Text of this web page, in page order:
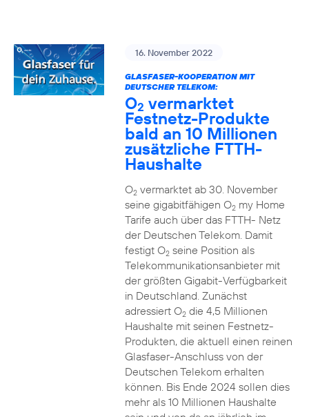
16. November 2022
GLASFASER-KOOPERATION MIT
DEUTSCHER TELEKOM:
O2 vermarktet
Festnetz-Produkte
bald an 10 Millionen
zusätzliche FTTH-
Haushalte
O2vermarktet ab 30. November
seine gigabitfähigen O2my Home
Tarife auch über das FTTH- Netz
der Deutschen Telekom. Damit
festigt O2seine Position als
Telekommunikationsanbieter mit
der größten Gigabit-Verfügbarkeit
in Deutschland. Zunächst
adressiert O2die 4,5 Millionen
Haushalte mit seinen Festnetz-
Produkten, die aktuell einen reinen
Glasfaser-Anschluss von der
Deutschen Telekom erhalten
können. Bis Ende 2024 sollen dies
mehr als 10 Millionen Haushalte